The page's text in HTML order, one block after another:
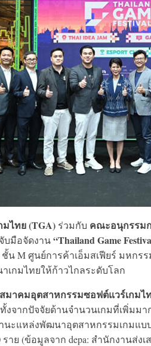
ไทย (TGA) ร่วมกับ คณะอนุกรรม
จับมือจัดงาน“Thailand Game
ชั้น M ศูนย์การค้าเอ็มสเฟียร์ มห
กมไทยให้ก้าวไกลระดับโลก
าคมอุตสาหกรรมซอฟต์แวร์เกมไ
งจากปัจจัยด้านจำนวนเกมที่เพิ่ม
ะแหล่งพัฒนาอุตสาหกรรมเกมแบ
าย (ข้อมูลจาก depa: สำนักงานส่ง